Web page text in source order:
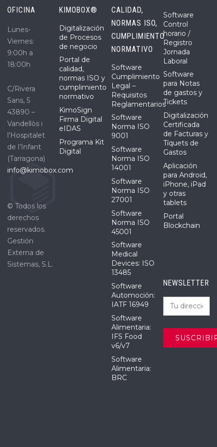
OFICINA
Lunes-
Viernes:
9:00h a
18:00h
C/Rivera
Sans, 5
43890 –
Vandellòs i
l’Hospitalet
de l’Infant
(Tarragona)
info@kimobox.com
© Todos los
derechos
reservados.
Gestión
Externa de
Sistemas, S.L.
KIMOBOX®
Digitalización
de Procesos
de negocio
Portal de
calidad,
normas ISO y
cumplimiento
normativo
KimoSign
Firma Digital
eIDAS
Programa Kit
Digital
CALIDAD,
NORMAS ISO,
CUMPLIMIENTO
NORMATIVO
Software
Cumplimiento
Legal –
Requisitos
Reglamentarios
Software
Norma ISO
9001
Software
Norma ISO
14001
Software
Norma ISO
27001
Software
Norma ISO
45001
Software
Medical
Devices: ISO
13485
Software
Automoción:
IATF 16949
Software
Alimentaria:
IFS Food
v6/v7
Software
Alimentaria:
BRC
Software
Control
horario /
Registro
Jornada
Laboral
Software
para Notas
de gastos y
Tickets
Digitalización
Certificada
de Facturas y
Tíquets de
Gastos
Aplicación
para Android,
iPhone, iPad
y otras
tablets
Portal
Blockchain
NEWSLETTER